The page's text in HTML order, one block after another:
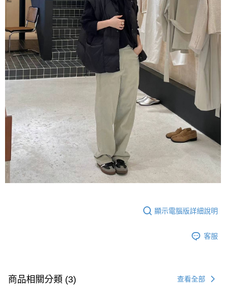
顯示電腦版詳細說明
客服
商品相關分類 (3) 查看全部